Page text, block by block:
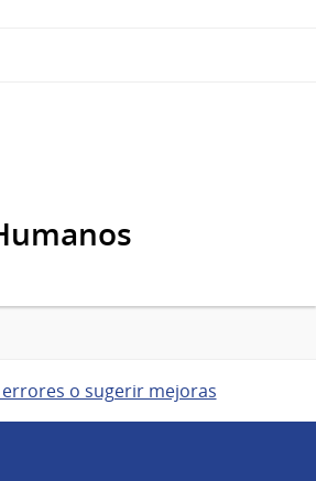
o sugerir mejoras